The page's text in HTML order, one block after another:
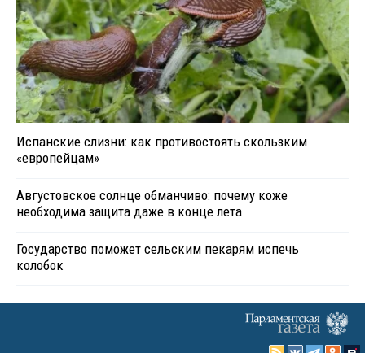
Испанские слизни: как противостоять скользким
«европейцам»
Августовское солнце обманчиво: почему коже
необходима защита даже в конце лета
Государство поможет сельским пекарям испечь
колобок